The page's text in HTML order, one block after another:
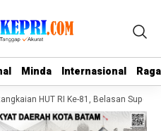
Minda Internasional
Minda Internasional
HUT RI Ke-81, Belasan